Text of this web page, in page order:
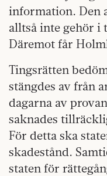
information. Den
alltså inte gehör i
Däremot får
Tingsrätten
stängdes av från
dagarna av
saknades
För detta ska
skadestånd.
staten för